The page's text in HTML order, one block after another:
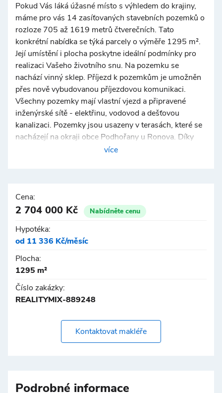
Pokud Vás láká úžasné místo s výhledem do krajiny,
máme pro vás 14 zasíťovaných stavebních pozemků o
rozloze 705 až 1619 metrů čtverečních. Tato
konkrétní nabídka se týká parcely o výměře 1295 m².
Její umístění i plocha poskytne ideální podmínky pro
realizaci Vašeho životního snu. Na pozemku se
nachází vinný sklep. Příjezd k pozemkům je umožněn
přes nově vybudovanou příjezdovou komunikaci.
Všechny pozemky mají vlastní vjezd a připravené
inženýrské sítě - elektřinu, vodovod a dešťovou
kanalizaci. Pozemky jsou usazeny v terasách, které se
nacházejí na okraji obce Podhořany u Ronova. Díky
své poloze nabízejí skvělou dostupnost do Pardubic,
můžete vyrazit po celém Železnohorském regionu.
Krásné místo, co říkáte? Chcete vědět víc? Kontaktujte
makléře. Lze financovat hypotečním úvěrem. Více info
v RK.
více
Cena:
2 704 000 Kč Nabídněte cenu
Hypotéka:
od 11 336 Kč/měsíc
Plocha:
1295 m²
Číslo zakázky:
REALITYMIX-889248
Kontaktovat makléře
Podrobné informace